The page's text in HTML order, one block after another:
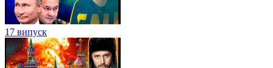
17 випуск